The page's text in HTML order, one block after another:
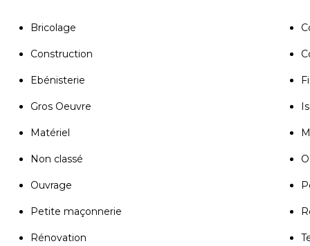
Bricolage
Construction
Ebénisterie
Gros Oeuvre
Matériel
Non classé
Ouvrage
Petite maçonnerie
Rénovation